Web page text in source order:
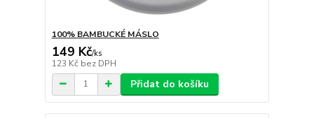
100% BAMBUCKÉ MÁSLO
149 Kč/ks
123 Kč bez DPH
Přidat do košíku